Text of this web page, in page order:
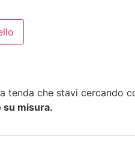
tenda che stavi cercando
misura.